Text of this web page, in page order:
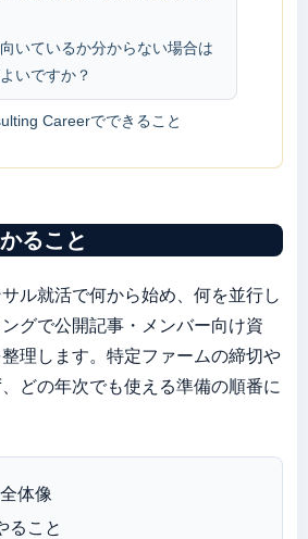
いているか分からない場合は
いですか？
Careerでできること
ること
ル就活で何から始め、何を並行し
グで公開記事・メンバー向け資
理します。特定ファームの締切や
どの年次でも使える準備の順番に
体像
ること